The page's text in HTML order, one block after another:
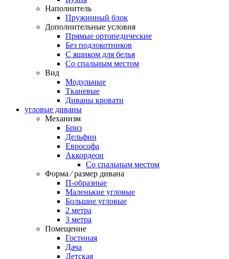
Наполнитель
Пружинный блок
Дополнительные условия
Прямые ортопедические
Без подлокотников
С ящиком для белья
Со спальным местом
Вид
Модульные
Тканевые
Диваны кровати
угловые диваны
Механизм
Бриз
Дельфин
Еврософа
Аккордеон
Со спальным местом
Форма ⁄ размер дивана
П-образные
Маленькие угловые
Большие угловые
2 метра
3 метра
Помещение
Гостиная
Дача
Детская